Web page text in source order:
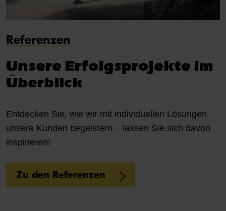
Referenzen
Unsere Erfolgsprojekte im
Überblick
Entdecken Sie, wie wir mit individuellen Lösungen
unsere Kunden begeistern – lassen Sie sich davon
inspirieren!
Zu den Referenzen